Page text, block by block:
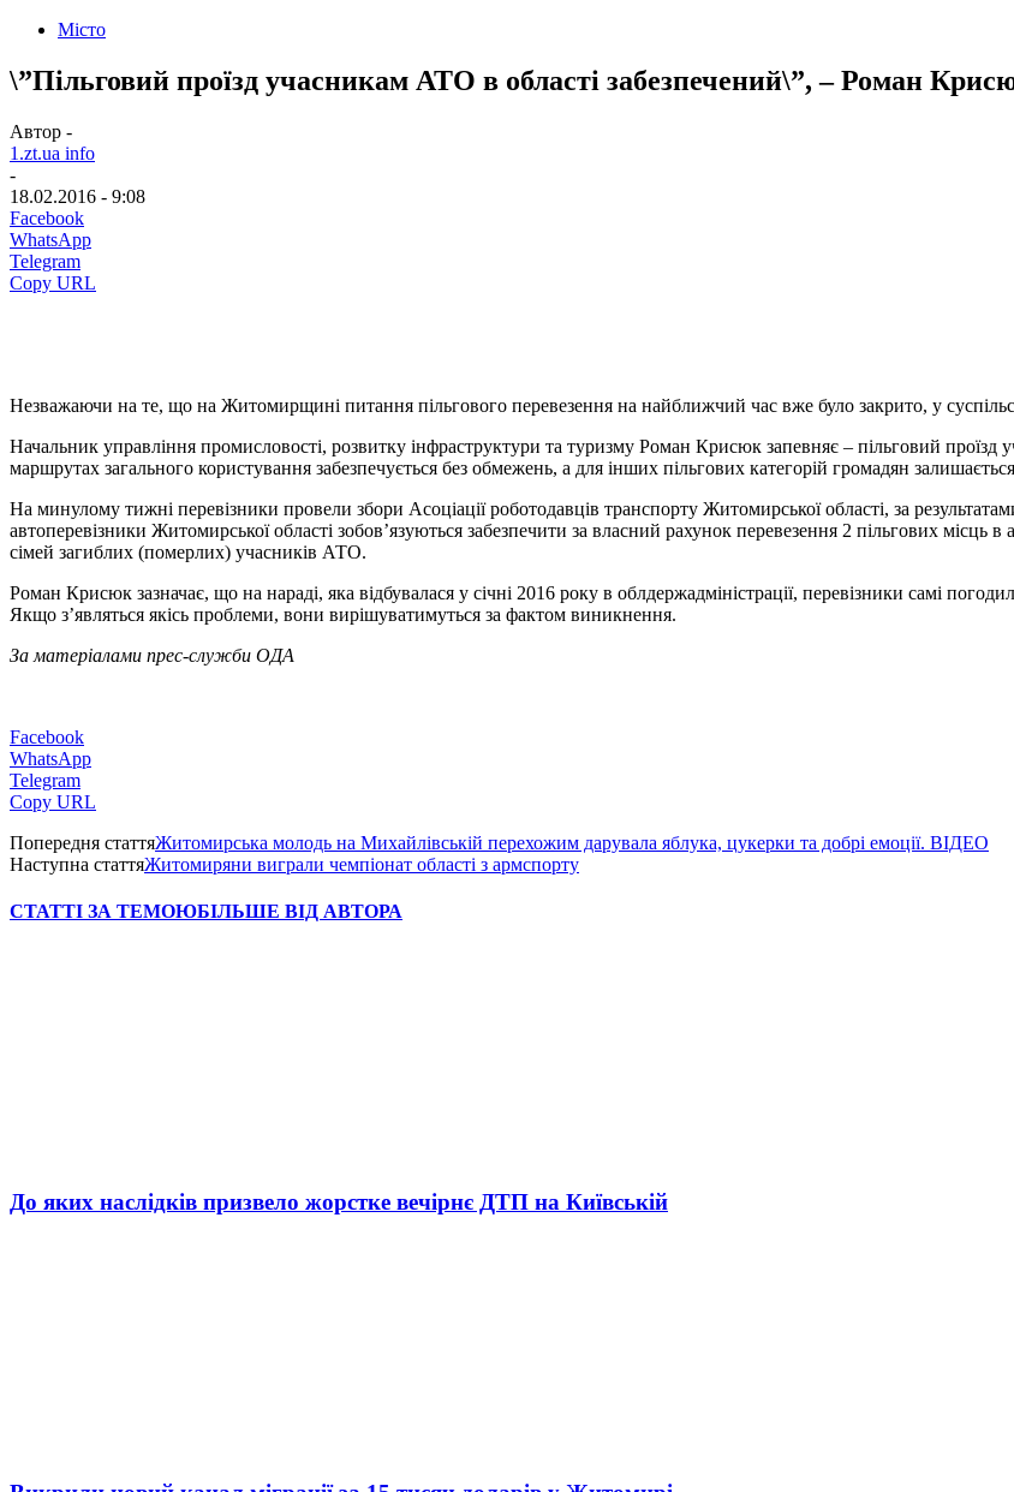
Місто
\”Пільговий проїзд учасникам АТО в області забезпечений\”, – Роман
Автор -
1.zt.ua info
-
18.02.2016 - 9:08
Facebook
WhatsApp
Telegram
Copy URL
Незважаючи на те, що на Житомирщині питання пільгового перевезення на найближчий час вже було закрито, у
Начальник управління промисловості, розвитку інфраструктури та туризму Роман Крисюк запевняє – пільговий
маршрутах загального користування забезпечується без обмежень, а для інших пільгових категорій громадян
На минулому тижні перевізники провели збори Асоціації роботодавців транспорту Житомирської області, за
автоперевізники Житомирської області зобов’язуються забезпечити за власний рахунок перевезення 2 пільгових
сімей загиблих (померлих) учасників АТО.
Роман Крисюк зазначає, що на нараді, яка відбувалася у січні 2016 року в облдержадміністрації, перевізники самі
Якщо з’являться якісь проблеми, вони вирішуватимуться за фактом виникнення.
За матеріалами прес-служби ОДА
Facebook
WhatsApp
Telegram
Copy URL
Попередня статтяЖитомирська молодь на Михайлівській перехожим дарувала яблука, цукерки та добрі емоції. ВІДЕО
Наступна статтяЖитомиряни виграли чемпіонат області з армспорту
СТАТТІ ЗА ТЕМОЮБІЛЬШЕ ВІД АВТОРА
До яких наслідків призвело жорстке вечірнє ДТП на Київській